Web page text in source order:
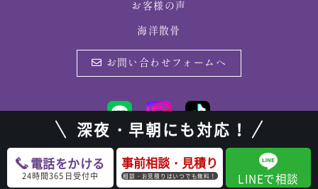
深夜・早朝にも対応！
電話をかける
24時間365日受付中
事前相談・見積り
相談・お見積りはいつでも無料！ LINEで相談
お客様の声
海洋散骨
お問い合わせフォームへ
©北広島家族葬・札幌家族葬・自宅葬・葬儀 | Ending Road（エンディングロー
ド）